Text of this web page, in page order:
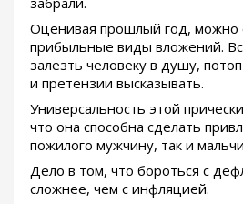
Оценивая прошлый год, можно
прибыльные виды вложений.
залезть человеку в душу,
и претензии высказывать.
Универсальность этой
что она способна сделать
пожилого мужчину, так и
Дело в том, что бороться с
сложнее, чем с инфляцией.